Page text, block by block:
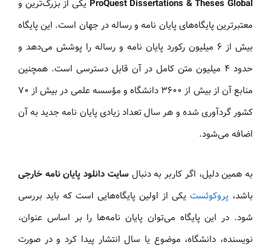
ProQuest Dissertations & Theses Global یکی از بزرگ‌ترین و
معتبرترین پایگاه‌های پایان نامه و رساله در جهان است. این پایگاه
بیش از ۶ میلیون رکورد پایان نامه و رساله را پوشش می‌دهد و
حدود ۴ میلیون متن کامل در آن قابل دسترسی است. همچنین
منابع آن از بیش از ۳۶۰۰ دانشگاه و مؤسسه علمی در بیش از ۷۰
کشور گردآوری شده و هر سال تعداد زیادی پایان نامه جدید به آن
اضافه می‌شود.
به همین دلیل، اگر کاربر به دنبالسایت دانلود پایان نامه خارجی
باشد، پروکوئست یکی از اولین پایگاه‌هایی است که باید بررسی
شود. در این پایگاه می‌توان پایان نامه‌ها را بر اساس عنوان،
نویسنده، دانشگاه، موضوع یا سال انتشار پیدا کرد و در صورت